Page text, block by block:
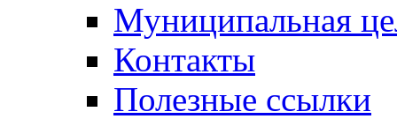
Муниципальная
Контакты
Полезные ссылки